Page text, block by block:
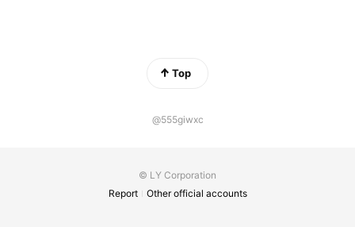
Top
@555giwxc
© LY Corporation
Report
Other official accounts